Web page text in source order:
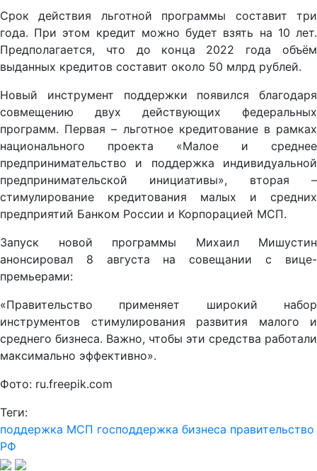
Срок действия льготной программы составит три
года. При этом кредит можно будет взять на 10 лет.
Предполагается, что до конца 2022 года объём
выданных кредитов составит около 50 млрд рублей.
Новый инструмент поддержки появился благодаря
совмещению двух действующих федеральных
программ. Первая – льготное кредитование в рамках
национального проекта «Малое и среднее
предпринимательство и поддержка индивидуальной
предпринимательской инициативы», вторая –
стимулирование кредитования малых и средних
предприятий Банком России и Корпорацией МСП.
Запуск новой программы Михаил Мишустин
анонсировал 8 августа на совещании с вице-
премьерами:
«Правительство применяет широкий набор
инструментов стимулирования развития малого и
среднего бизнеса. Важно, чтобы эти средства работали
максимально эффективно».
Фото: ru.freepik.com
Теги:
поддержка МСП господдержка бизнеса правительство
РФ